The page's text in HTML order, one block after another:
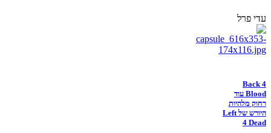
עדי פרל
Back 4
Blood עוד
רחוק מלהיות
היורש של Left
4 Dead